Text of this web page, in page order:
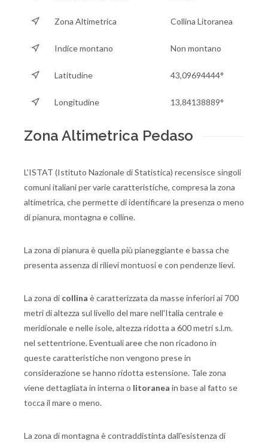
Zona Altimetrica Collina Litoranea
Indice montano Non montano
Latitudine 43,09694444°
Longitudine 13,84138889°
Zona Altimetrica Pedaso
L'ISTAT (Istituto Nazionale di Statistica) recensisce singoli
comuni italiani per varie caratteristiche, compresa la zona
altimetrica, che permette di identificare la presenza o meno
di pianura, montagna e colline.
La zona di pianura è quella più pianeggiante e bassa che
presenta assenza di rilievi montuosi e con pendenze lievi.
La zona di collina è caratterizzata da masse inferiori ai 700
metri di altezza sul livello del mare nell'Italia centrale e
meridionale e nelle isole, altezza ridotta a 600 metri s.l.m.
nel settentrione. Eventuali aree che non ricadono in
queste caratteristiche non vengono prese in
considerazione se hanno ridotta estensione. Tale zona
viene dettagliata in interna o litoranea in base al fatto se
tocca il mare o meno.
La zona di montagna è contraddistinta dall'esistenza di